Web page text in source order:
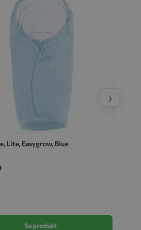
Lite, Easygrow, Blue
Se produkt
›